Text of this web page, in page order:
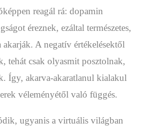
reagál rá: dopamin
éreznek, ezáltal természetes,
A negatív értékelésektől
tehát csak olyasmit posztolnak,
Így, akarva-akaratlanul kialakul
véleményétől való függés.
ugyanis a virtuális világban